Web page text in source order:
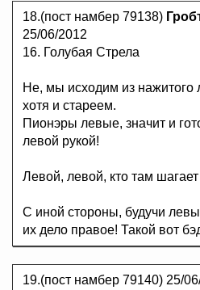
18.(пост намбер 79138)
25/06/2012
16. Голубая Стрела
Не, мы исходим из нажитого
хотя и стареем.
Пионэры левые, значит и
левой рукой!
Левой, левой, кто там
С иной стороны, будучи
их дело правое! Такой вот
19.(пост намбер 79140) 25/